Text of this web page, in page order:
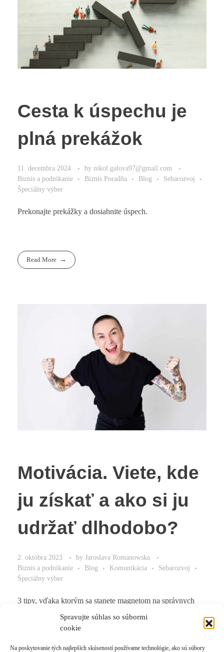
Spravujte súhlas so súbormi
cookie
Na poskytovanie tých najlepších skúseností používame technológie, ako sú súbory
Cesta k úspechu je
plná prekážok
11. decembra 2024 by nikol.galova97@gmail.com
Biznis a podnikanie
Biznis Poradňa Blog
Sebarozvoj
Špeciálny výber
Prekonajte prekážky a dosiahnite úspech.
Read More
Motivácia. Viete, kde
ju získať a ako si ju
udržať dlhodobo?
2. októbra 2023 by Jaroslava Romanowska
Biznis a podnikanie
Blog Komunikácia
Sebarozvoj
Špeciálny výber
3 tipy, vďaka ktorým sa stanete magnetom na správnych